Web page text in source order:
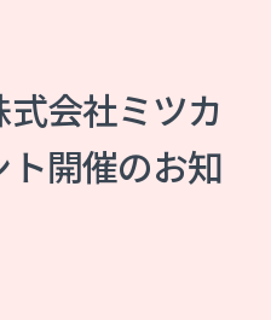
会社ミツカ
開催のお知